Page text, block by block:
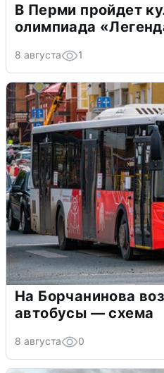
В Перми пройдет
олимпиада
8 августа 1
На Борчанинова
автобусы — схема
8 августа 0